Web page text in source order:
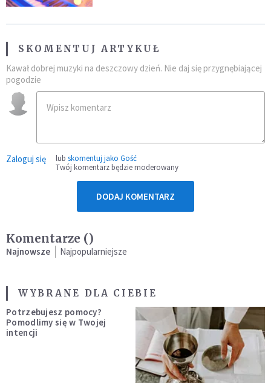
SKOMENTUJ ARTYKUŁ
Kawał dobrej muzyki na deszczowy dzień. Nie daj się przygnębiającej
pogodzie
Zaloguj się lub skomentuj jako Gość
Twój komentarz będzie moderowany
DODAJ KOMENTARZ
Komentarze ()
Najnowsze Najpopularniejsze
WYBRANE DLA CIEBIE
Potrzebujesz pomocy?
Pomodlimy się w Twojej
intencji